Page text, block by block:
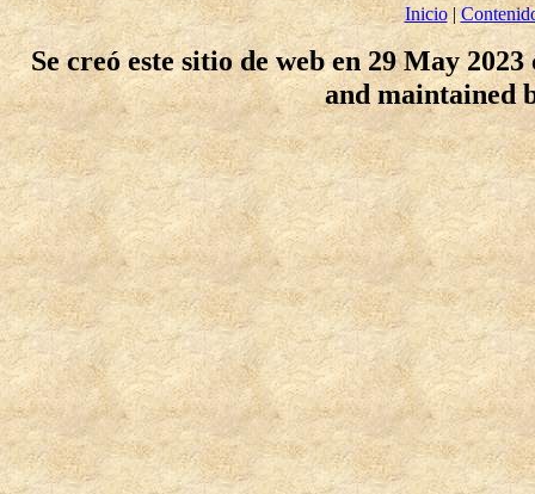
Inicio|
Se creó este sitio de web en 29 May
and maintained